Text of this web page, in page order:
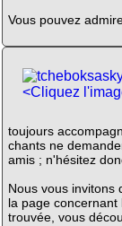
Vous pouvez
<Cliquez
toujours
chants ne
amis ; n'hésitez
Nous vous invitons
la page concernant
trouvée, vous